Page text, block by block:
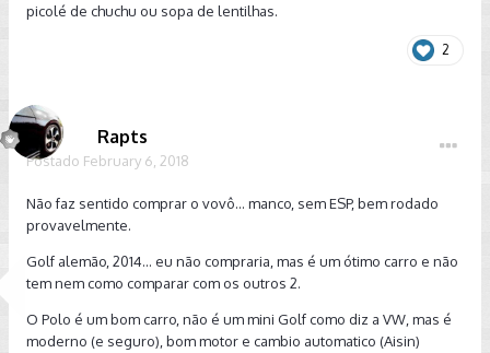
picolé de chuchu ou sopa de lentilhas.
2
Rapts
Postado February 6, 2018
Não faz sentido comprar o vovô... manco, sem ESP, bem rodado
provavelmente.
Golf alemão, 2014... eu não compraria, mas é um ótimo carro e não
tem nem como comparar com os outros 2.
O Polo é um bom carro, não é um mini Golf como diz a VW, mas é
moderno (e seguro), bom motor e cambio automatico (Aisin)